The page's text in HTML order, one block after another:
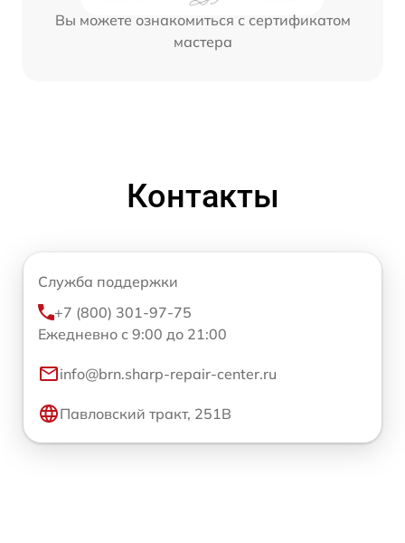
Вы можете ознакомиться с сертификатом
мастера
Контакты
Служба поддержки
+7 (800) 301-97-75
Ежедневно с 9:00 до 21:00
info@brn.sharp-repair-center.ru
Павловский тракт, 251В